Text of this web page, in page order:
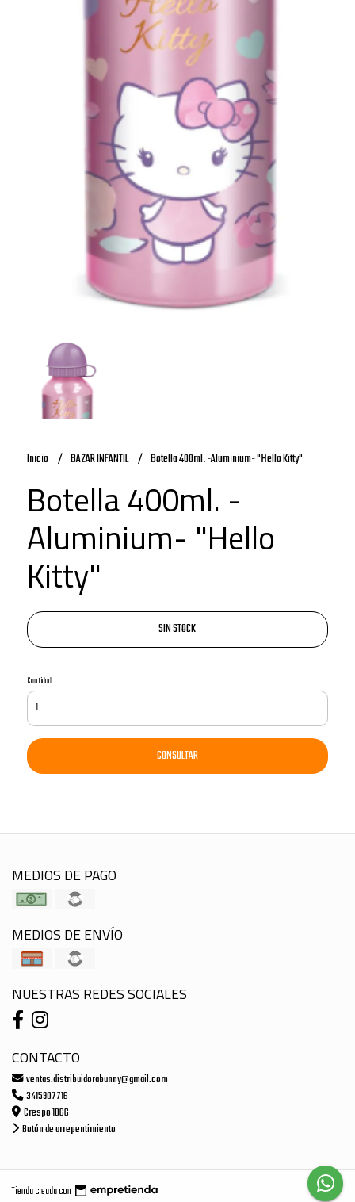
Inicio BAZAR INFANTIL Botella 400ml. -Aluminium- "Hello Kitty"
Botella 400ml. -
Aluminium- "Hello
Kitty"
SIN STOCK
Cantidad
CONSULTAR
MEDIOS DE PAGO
MEDIOS DE ENVÍO
NUESTRAS REDES SOCIALES
CONTACTO
ventas.distribuidorabunny@gmail.com
3415907716
Crespo 1866
Botón de arrepentimiento
Tienda creada con